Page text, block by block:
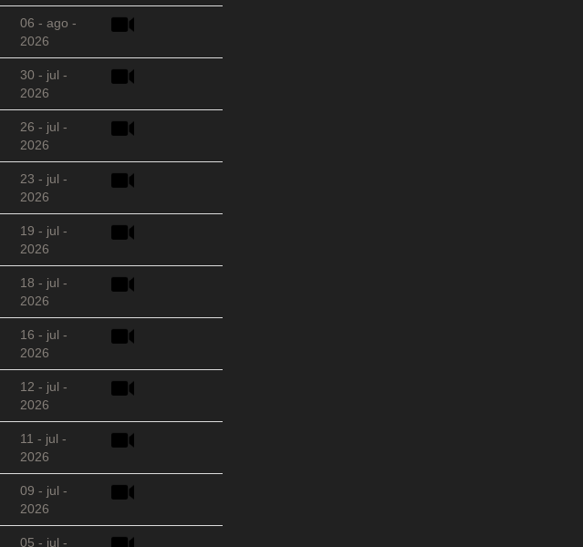
06 - ago -
2026
30 - jul -
2026
26 - jul -
2026
23 - jul -
2026
19 - jul -
2026
18 - jul -
2026
16 - jul -
2026
12 - jul -
2026
11 - jul -
2026
09 - jul -
2026
05 - jul -